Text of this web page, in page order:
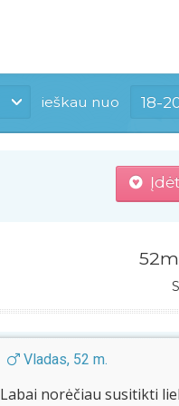
ieškau nuo 18-
Vladas, 52 m.
Labai norėčiau susitikti